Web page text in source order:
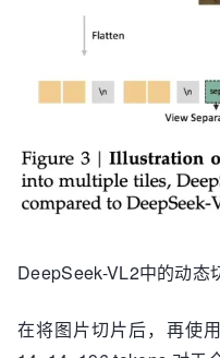
DeepSeek-VL2中的动态
在将图片切片后，再使